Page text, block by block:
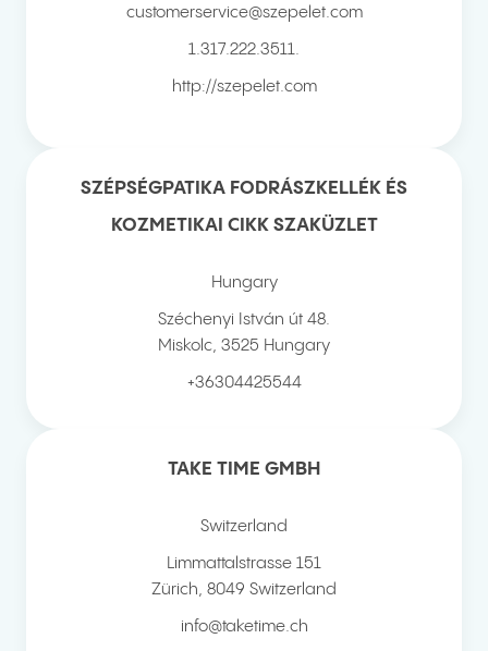
customerservice@szepelet.com
1.317.222.3511.
http://szepelet.com
SZÉPSÉGPATIKA FODRÁSZKELLÉK ÉS
KOZMETIKAI CIKK SZAKÜZLET
Hungary
Széchenyi István út 48.
Miskolc 3525 Hungary
+36304425544
TAKE TIME GMBH
Switzerland
Limmattalstrasse 151
Zürich 8049 Switzerland
info@taketime.ch